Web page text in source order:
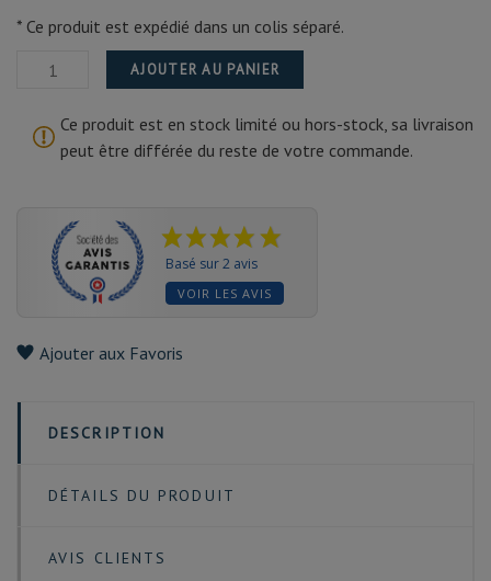
* Ce produit est expédié dans un colis séparé.
AJOUTER AU PANIER
Ce produit est en stock limité ou hors-stock, sa livraison
peut être différée du reste de votre commande.
Basé sur 2 avis
VOIR LES AVIS
Ajouter aux Favoris
DESCRIPTION
DÉTAILS DU PRODUIT
AVIS CLIENTS